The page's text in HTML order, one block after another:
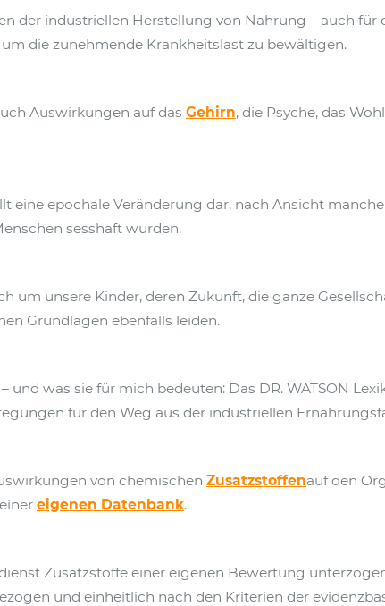
der industriellen Herstellung von Nahrung – auch für
die zunehmende Krankheitslast zu bewältigen.
Auswirkungen auf das Gehirn, die Psyche, das
eine epochale Veränderung dar, nach Ansicht
sesshaft wurden.
um unsere Kinder, deren Zukunft, die ganze
Grundlagen ebenfalls leiden.
und was sie für mich bedeuten: Das DR. WATSON
für den Weg aus der industriellen
von chemischen Zusatzstoffenauf den
eigenen Datenbank.
Zusatzstoffe einer eigenen Bewertung
und einheitlich nach den Kriterien der